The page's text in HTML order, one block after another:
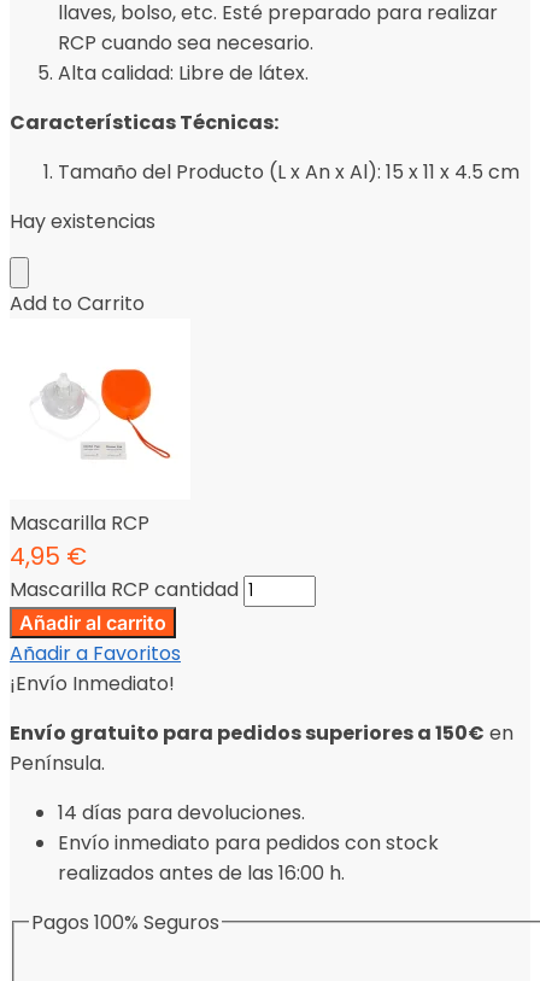
llaves, bolso, etc. Esté preparado para realizar
RCP cuando sea necesario.
Alta calidad: Libre de látex.
Características Técnicas:
Tamaño del Producto (L x An x Al): 15 x 11 x 4.5 cm
Hay existencias
Add to Carrito
Mascarilla RCP
4,95 €
Mascarilla RCP cantidad
Añadir al carrito
Añadir a Favoritos
¡Envío Inmediato!
Envío gratuito para pedidos superiores a 150€ en
Península.
14 días para devoluciones.
Envío inmediato para pedidos con stock
realizados antes de las 16:00 h.
Pagos 100% Seguros